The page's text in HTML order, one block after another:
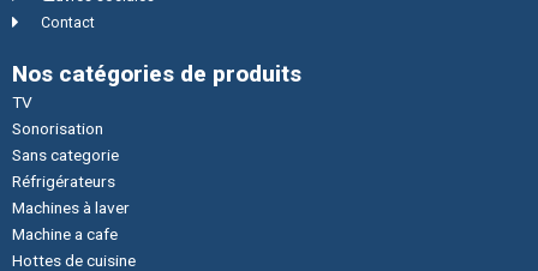
Contact
Nos catégories de produits
TV
Sonorisation
Sans categorie
Réfrigérateurs
Machines à laver
Machine a cafe
Hottes de cuisine